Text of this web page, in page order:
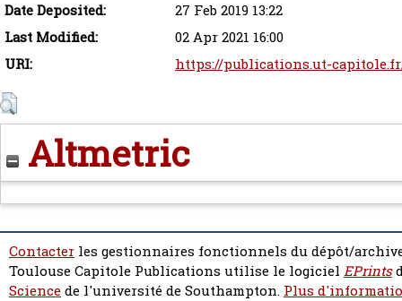
Date Deposited:
27 Feb 2019 13:22
Last Modified:
02 Apr 2021 16:00
URI:
https://publications.ut-
Altmetric
Contacter les gestionnaires fonctionnels du dépôt/
Toulouse Capitole Publications utilise le logiciel EPrints
Sciencede l'université de Southampton. Plus